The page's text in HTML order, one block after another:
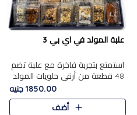
علبة المولد في اي بي 3
استمتع بتجربة فاخرة مع علبة تضم
48 قطعة من أرقى حلويات المولد
الشرقية، في تشكيلة تجمع بين
الأصناف التقليدية الفاخرة والاختيارات
1850.00 جنيه
أضف